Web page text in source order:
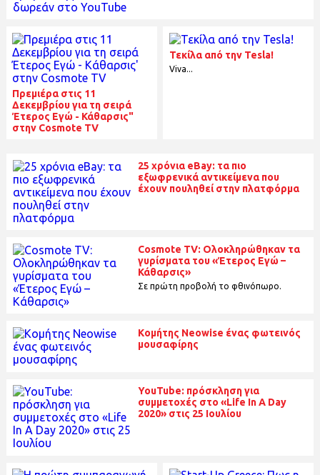
Πρεμιέρα στις 11
Δεκεμβρίου για τη σειρά
Έτερος Εγώ - Κάθαρσις"
στην Cosmote TV
Τεκίλα από την Tesla!
Viva...
25 χρόνια eBay: τα πιο
εξωφρενικά αντικείμενα που
έχουν πουληθεί στην πλατφόρμα
Cosmote TV: Ολοκληρώθηκαν τα
γυρίσματα του «Έτερος Εγώ –
Κάθαρσις»
Σε πρώτη προβολή το φθινόπωρο.
Kομήτης Neowise ένας φωτεινός
μουσαφίρης
YouTube: πρόσκληση για
συμμετοχές στο «Life In A Day
2020» στις 25 Ιουλίου